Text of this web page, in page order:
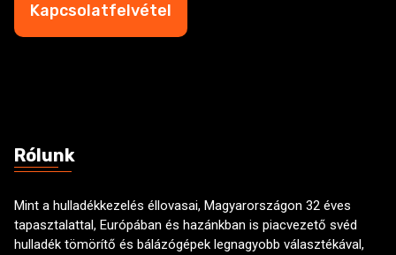
m
o
Kapcsolatfelvétel
Rólunk
Mint a hulladékkezelés éllovasai, Magyarországon 32 éves
tapasztalattal, Európában és hazánkban is piacvezető svéd
hulladék tömörítő és bálázógépek legnagyobb választékával,